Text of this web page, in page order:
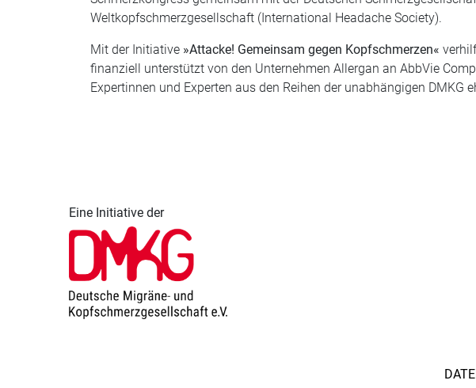
Weltkopfschmerzgesellschaft (International Headache Society).
Mit der Initiative »Attacke! Gemeinsam gegen Kopfschmerzen«
finanziell unterstützt von den Unternehmen Allergan an AbbVie
Expertinnen und Experten aus den Reihen der unabhängigen
Eine Initiative der